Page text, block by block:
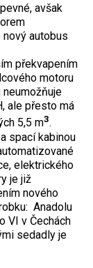
avšak
autobus
překvapením
motoru
neumožňuje
ale přesto má
5,5 m3.
spací kabinou
elektrického
je již
nového
Anadolu
VI v Čechách
sedadly je